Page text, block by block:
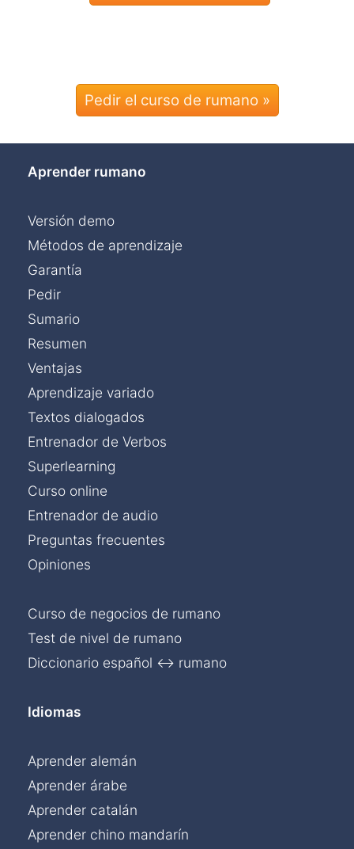
Pedir el curso de rumano »
Aprender rumano
Versión demo
Métodos de aprendizaje
Garantía
Pedir
Sumario
Resumen
Ventajas
Aprendizaje variado
Textos dialogados
Entrenador de Verbos
Superlearning
Curso online
Entrenador de audio
Preguntas frecuentes
Opiniones
Curso de negocios de rumano
Test de nivel de rumano
Diccionario español ↔ rumano
Idiomas
Aprender alemán
Aprender árabe
Aprender catalán
Aprender chino mandarín